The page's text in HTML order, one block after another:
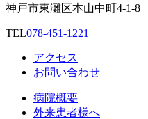
神戸市東灘区本山中町4-1-8
TEL078-451-1221
アクセス
お問い合わせ
病院概要
外来患者様へ